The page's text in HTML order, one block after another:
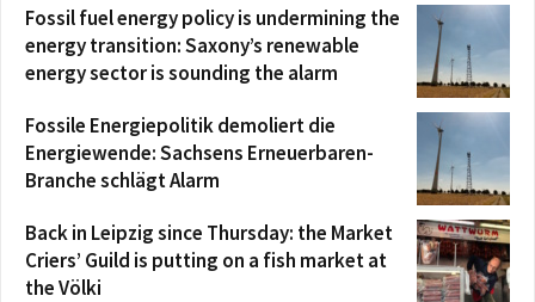
Fossil fuel energy policy is undermining the
energy transition: Saxony’s renewable
energy sector is sounding the alarm
Fossile Energiepolitik demoliert die
Energiewende: Sachsens Erneuerbaren-
Branche schlägt Alarm
Back in Leipzig since Thursday: the Market
Criers’ Guild is putting on a fish market at
the Völki